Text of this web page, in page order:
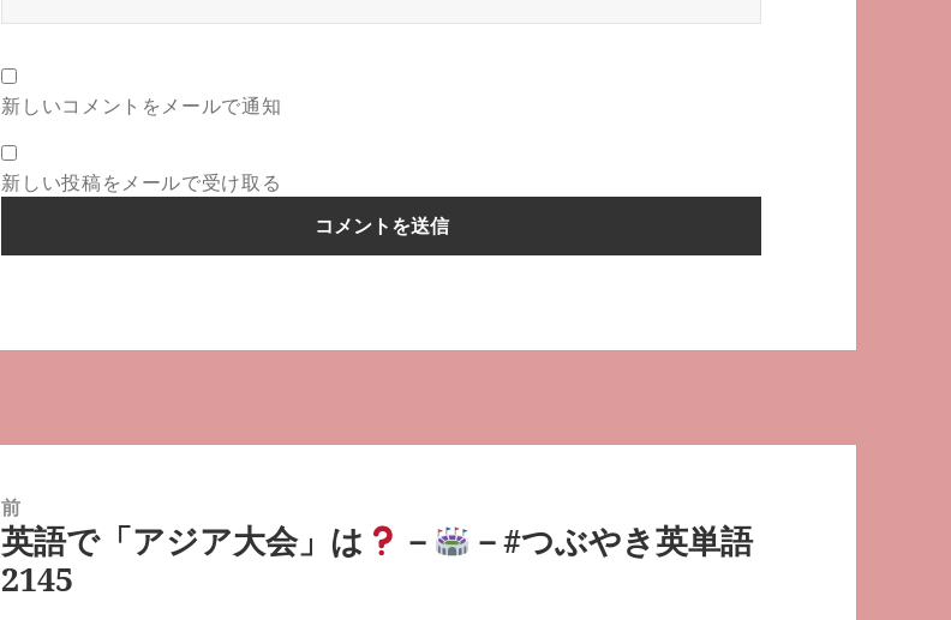
新しいコメントをメールで通知
新しい投稿をメールで受け取る
前
前
の
英語で「アジア大会」は －
－#つぶやき英単語
2145